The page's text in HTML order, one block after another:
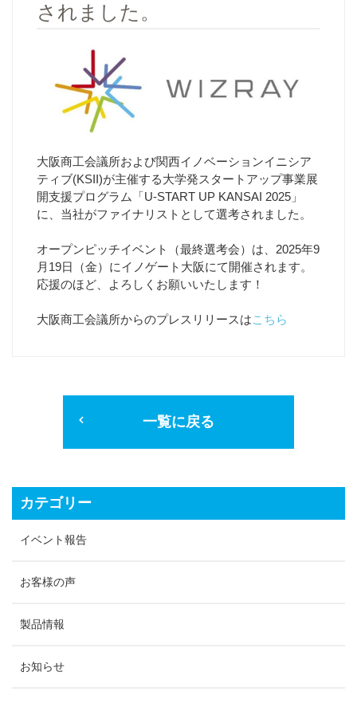
されました。
大阪商工会議所および関西イノベーションイニシア
ティブ(KSII)が主催する大学発スタートアップ事業展
開支援プログラム「U-START UP KANSAI 2025」
に、当社がファイナリストとして選考されました。
オープンピッチイベント（最終選考会）は、2025年9
月19日（金）にイノゲート大阪にて開催されます。
応援のほど、よろしくお願いいたします！
大阪商工会議所からのプレスリリースはこちら
一覧に戻る
カテゴリー
イベント報告
お客様の声
製品情報
お知らせ